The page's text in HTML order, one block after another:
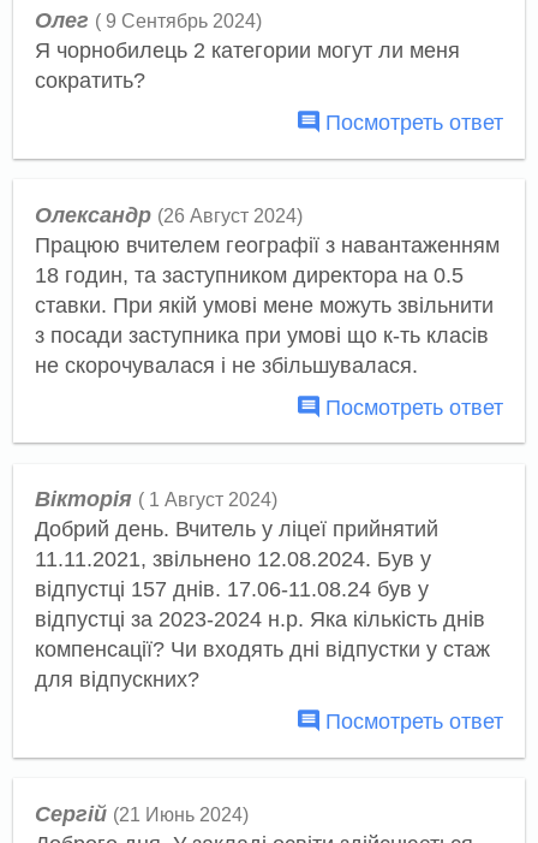
Олег ( 9 Сентябрь 2024)
Я чорнобилець 2 категории могут ли меня
сократить?
Посмотреть ответ
Олександр (26 Август 2024)
Працюю вчителем географії з навантаженням
18 годин, та заступником директора на 0.5
ставки. При якій умові мене можуть звільнити
з посади заступника при умові що к-ть класів
не скорочувалася і не збільшувалася.
Посмотреть ответ
Вікторія ( 1 Август 2024)
Добрий день. Вчитель у ліцеї прийнятий
11.11.2021, звільнено 12.08.2024. Був у
відпустці 157 днів. 17.06-11.08.24 був у
відпустці за 2023-2024 н.р. Яка кількість днів
компенсації? Чи входять дні відпустки у стаж
для відпускних?
Посмотреть ответ
Сергій (21 Июнь 2024)